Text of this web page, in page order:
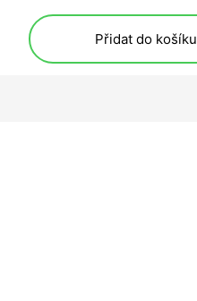
Přidat do košíku